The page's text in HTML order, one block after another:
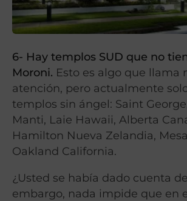
6- Hay templos SUD que no
Moroni. Esto es algo que llama
atención, pero actualmente
templos sin ángel: Saint
Manti, Laie Hawaii, Alberta
Hamilton Nueva Zelandia,
Oakland California.
¿Usted se había dado cuenta
embargo, nada impide que en